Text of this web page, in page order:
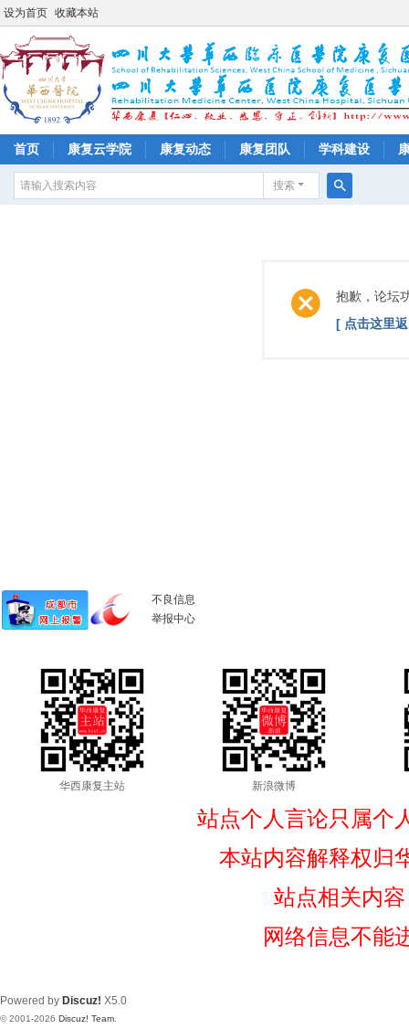
设为首页 收藏本站
首页 康复云学院 康复动态 康复团队 学科建设
搜索
抱歉，论坛
[ 点击这里
不良信息
举报中心
华西康复主站 新浪微博
站点个人言论只属个
本站内容解释权归
站点相关内
网络信息不能
Powered by Discuz! X5.0
© 2001-2026 Discuz! Team